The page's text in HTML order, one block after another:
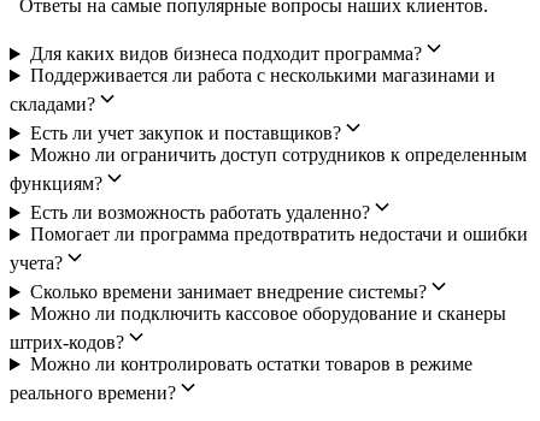
Ответы на самые популярные вопросы наших клиентов.
Для каких видов бизнеса подходит программа?
Поддерживается ли работа с несколькими магазинами и
складами?
Есть ли учет закупок и поставщиков?
Можно ли ограничить доступ сотрудников к определенным
функциям?
Есть ли возможность работать удаленно?
Помогает ли программа предотвратить недостачи и ошибки
учета?
Сколько времени занимает внедрение системы?
Можно ли подключить кассовое оборудование и сканеры
штрих-кодов?
Можно ли контролировать остатки товаров в режиме
реального времени?